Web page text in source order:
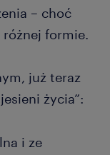
– choć
formie.
już teraz
życia”:
i ze